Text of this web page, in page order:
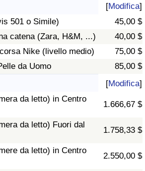
[Modifica]
501 o Simile)
45,00 $
catena (Zara, H&M, ...)
40,00 $
Nike (livello medio)
75,00 $
da Uomo
85,00 $
[Modifica]
da letto) in Centro
1.666,67 $
da letto) Fuori dal
1.758,33 $
da letto) in Centro
2.550,00 $